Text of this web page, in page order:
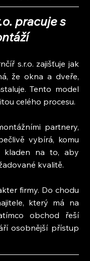
pracuje s
s.r.o. zajišťuje jak
že okna a dveře,
Tento model
celého procesu.
partnery,
vybírá, komu
kladen na to, aby
kvalitě.
firmy. Do chodu
který má na
obchod řeší
osobnější přístup